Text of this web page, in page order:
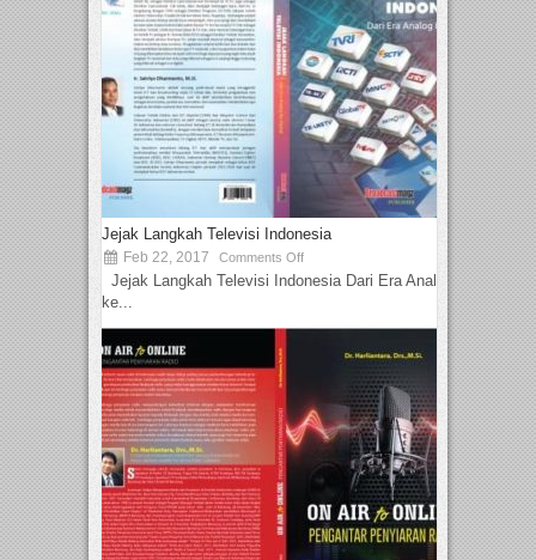
Jejak Langkah Televisi Indonesia
Feb 22, 2017 Comments Off
Jejak Langkah Televisi Indonesia Dari Era Analog
ke...